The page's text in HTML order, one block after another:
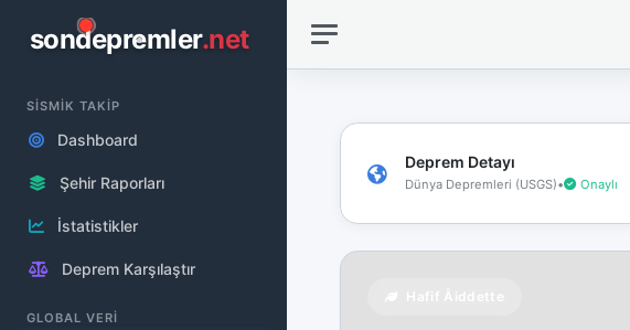
sondepremler.net
SİSMİK TAKİP
Dashboard
Şehir Raporları
İstatistikler
Deprem Karşılaştır
GLOBAL VERİ
Deprem Detayı
Dünya Depremleri (USGS)• Onaylı